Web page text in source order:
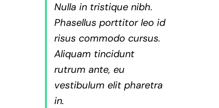
Nulla in tristique nibh.
Phasellus porttitor leo id
risus commodo cursus.
Aliquam tincidunt
rutrum ante, eu
vestibulum elit pharetra
in.